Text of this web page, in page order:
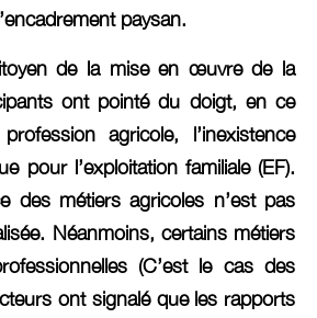
paysan.
de la mise en œuvre de la
ont pointé du doigt, en ce
agricole, l’inexistence
pour l’exploitation familiale (EF).
des métiers agricoles n’est pas
Néanmoins, certains métiers
(C’est le cas des
ont signalé que les rapports